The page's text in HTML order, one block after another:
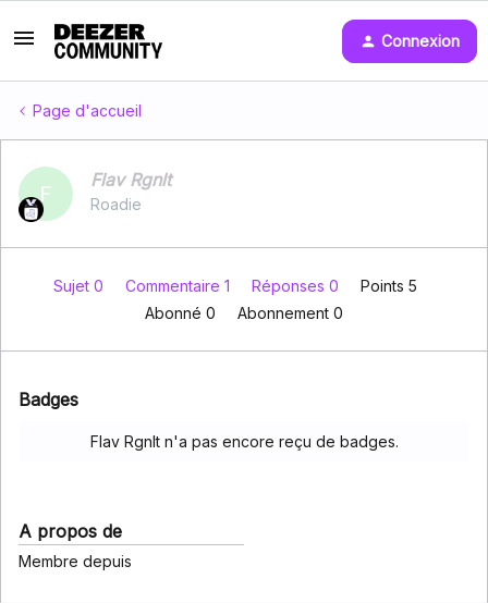
Connexion
Page d'accueil
F
Flav Rgnlt
Roadie
Sujet 0 Commentaire 1 Réponses 0
Points 5
Abonné 0 Abonnement 0
Badges
Flav Rgnlt n'a pas encore reçu de badges.
A propos de
Membre depuis